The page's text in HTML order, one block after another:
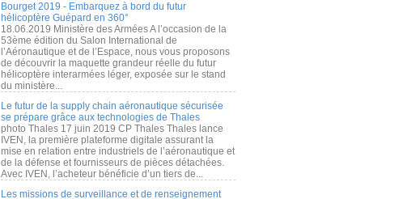
Bourget 2019 - Embarquez à bord du futur
hélicoptère Guépard en 360°
18.06.2019 Ministère des Armées A l’occasion de la
53ème édition du Salon International de
l’Aéronautique et de l’Espace, nous vous proposons
de découvrir la maquette grandeur réelle du futur
hélicoptère interarmées léger, exposée sur le stand
du ministère...
Le futur de la supply chain aéronautique sécurisée
se prépare grâce aux technologies de Thales
photo Thales 17 juin 2019 CP Thales Thales lance
IVEN, la première plateforme digitale assurant la
mise en relation entre industriels de l’aéronautique et
de la défense et fournisseurs de pièces détachées.
Avec IVEN, l’acheteur bénéficie d’un tiers de...
Les missions de surveillance et de renseignement